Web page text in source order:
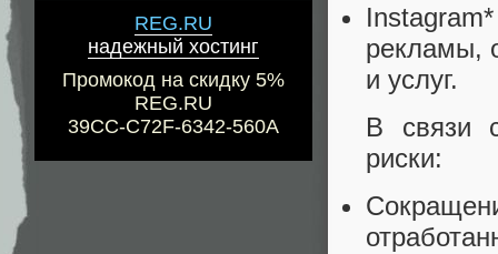
REG.RU
надежный хостинг
Промокод на скидку 5%
REG.RU
39CC-C72F-6342-560A
рекламы,
и услуг.
В связи
риски: